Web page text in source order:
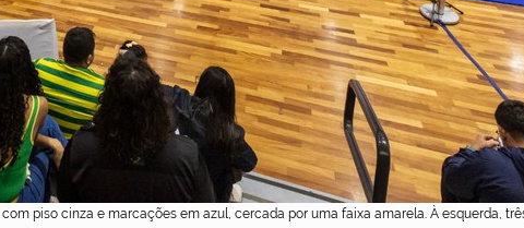
piso cinza e marcações em azul, cercada por uma faixa amarela. À esquerda,